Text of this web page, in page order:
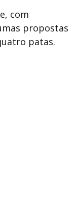
com
propostas
patas.